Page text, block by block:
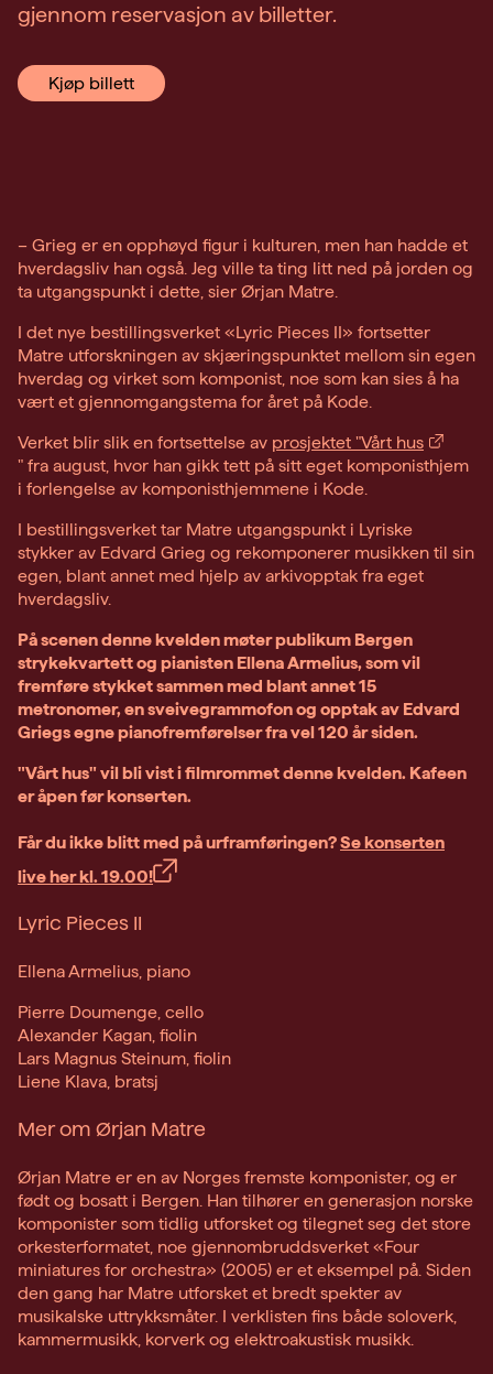
gjennom reservasjon av billetter.
Kjøp billett
– Grieg er en opphøyd figur i kulturen, men han hadde et
hverdagsliv han også. Jeg ville ta ting litt ned på jorden og
ta utgangspunkt i dette, sier Ørjan Matre.
I det nye bestillingsverket «Lyric Pieces II» fortsetter
Matre utforskningen av skjæringspunktet mellom sin egen
hverdag og virket som komponist, noe som kan sies å ha
vært et gjennomgangstema for året på Kode.
Verket blir slik en fortsettelse av prosjektet "Vårt hus
" fra august, hvor han gikk tett på sitt eget komponisthjem
i forlengelse av komponisthjemmene i Kode.
I bestillingsverket tar Matre utgangspunkt i Lyriske
stykker av Edvard Grieg og rekomponerer musikken til sin
egen, blant annet med hjelp av arkivopptak fra eget
hverdagsliv.
På scenen denne kvelden møter publikum Bergen
strykekvartett og pianisten Ellena Armelius, som vil
fremføre stykket sammen med blant annet 15
metronomer, en sveivegrammofon og opptak av Edvard
Griegs egne pianofremførelser fra vel 120 år siden.
"Vårt hus" vil bli vist i filmrommet denne kvelden. Kafeen
er åpen før konserten.
Får du ikke blitt med på urframføringen?Se konserten
live her kl. 19.00!
Lyric Pieces II
Ellena Armelius, piano
Pierre Doumenge, cello
Alexander Kagan, fiolin
Lars Magnus Steinum, fiolin
Liene Klava, bratsj
Mer om Ørjan Matre
Ørjan Matre er en av Norges fremste komponister, og er
født og bosatt i Bergen. Han tilhører en generasjon norske
komponister som tidlig utforsket og tilegnet seg det store
orkesterformatet, noe gjennombruddsverket «Four
miniatures for orchestra» (2005) er et eksempel på. Siden
den gang har Matre utforsket et bredt spekter av
musikalske uttrykksmåter. I verklisten fins både soloverk,
kammermusikk, korverk og elektroakustisk musikk.